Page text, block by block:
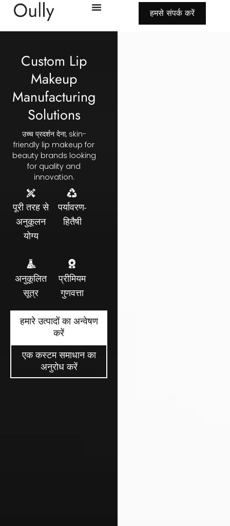
हमसे संपर्क करें
Custom Lip
Makeup
Manufacturing
Solutions
उच्च प्रदर्शन देना, skin-
friendly lip makeup for
beauty brands looking
for quality and
innovation.
पूरी तरह से
अनुकूलन
योग्य
पर्यावरण-
हितैषी
अनुकूलित
सूत्र
प्रीमियम
गुणवत्ता
हमारे उत्पादों का अन्वेषण
करें
एक कस्टम समाधान का
अनुरोध करें